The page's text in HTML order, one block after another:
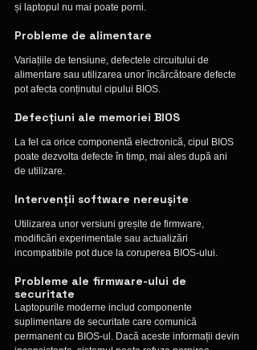
și laptopul nu mai poate porni.
Probleme de alimentare
Variațiile de tensiune, defectele circuitului de
alimentare sau utilizarea unor încărcătoare defecte
pot afecta conținutul cipului BIOS.
Defecțiuni ale memoriei BIOS
La fel ca orice componentă electronică, cipul BIOS
poate dezvolta defecte în timp, mai ales după ani
de utilizare.
Intervenții software nereușite
Utilizarea unor versiuni greșite de firmware,
modificări experimentale sau actualizări
incompatibile pot duce la coruperea BIOS-ului.
Probleme ale firmware-ului de
securitate
Laptopurile moderne includ componente
suplimentare de securitate care comunică
permanent cu BIOS-ul. Dacă aceste informații devin